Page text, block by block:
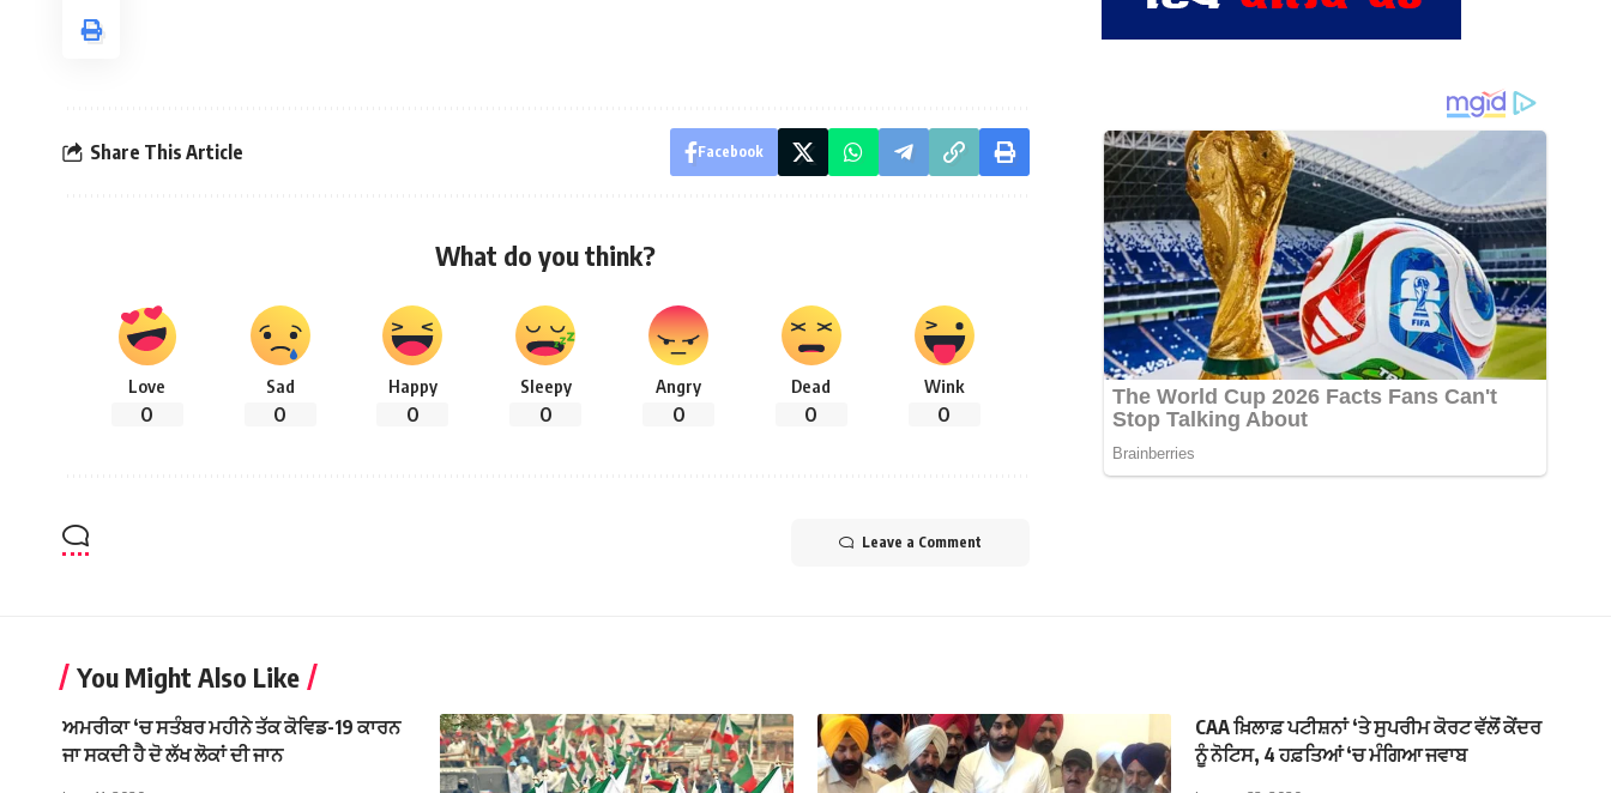
Share This Article Facebook
What do you think?
Love
0
Sad
0
Happy
0
Sleepy
0
Angry
0
Dead
0
Wink
0
Leave a Comment
You Might Also Like
ਅਮਰੀਕਾ ‘ਚ ਸਤੰਬਰ ਮਹੀਨੇ ਤੱਕ ਕੋਵਿਡ-19 ਕਾਰਨ
ਜਾ ਸਕਦੀ ਹੈ ਦੋ ਲੱਖ ਲੋਕਾਂ ਦੀ ਜਾਨ
CAA ਖ਼ਿਲਾਫ਼ ਪਟੀਸ਼ਨਾਂ ‘ਤੇ ਸੁਪਰੀਮ ਕੋਰਟ ਵੱਲੋਂ ਕੇਂਦਰ
ਨੂੰ ਨੋਟਿਸ, 4 ਹਫ਼ਤਿਆਂ ‘ਚ ਮੰਗਿਆ ਜਵਾਬ